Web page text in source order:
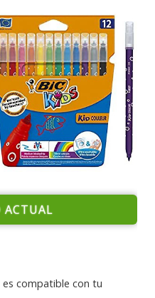
ACTUAL
compatible con tu